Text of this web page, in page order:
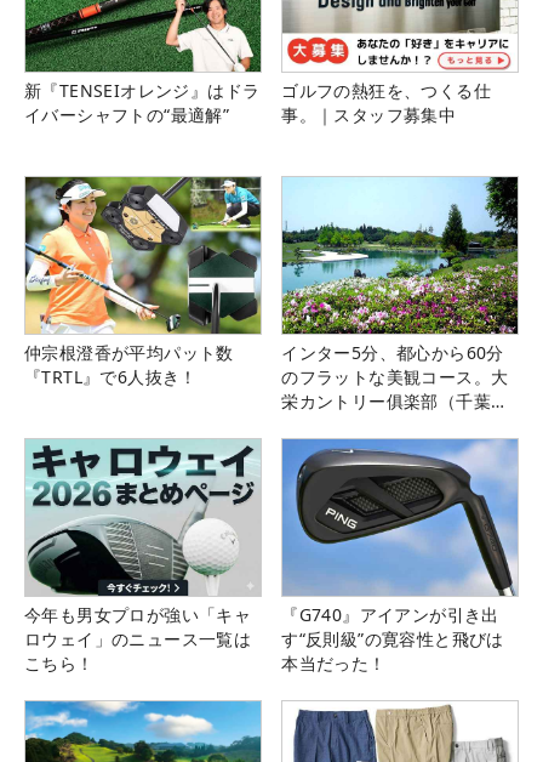
新『TENSEIオレンジ』はドラ
イバーシャフトの“最適解”
ゴルフの熱狂を、つくる仕
事。｜スタッフ募集中
仲宗根澄香が平均パット数
『TRTL』で6人抜き！
インター5分、都心から60分
のフラットな美観コース。大
栄カントリー俱楽部（千葉
今年も男女プロが強い「キャ
ロウェイ」のニュース一覧は
こちら！
『G740』アイアンが引き出
す“反則級”の寛容性と飛びは
本当だった！